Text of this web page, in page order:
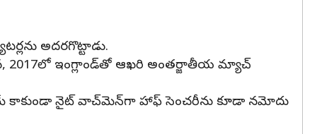
అదరగొట్టాడు.
2017లో ఇంగ్లాండ్‌తో ఆఖరి అంతర్జాతీయ మ్యాచ్
కాకుండా నైట్ వాచ్‌మెన్‌గా హాఫ్ సెంచరీను కూడా నమోదు